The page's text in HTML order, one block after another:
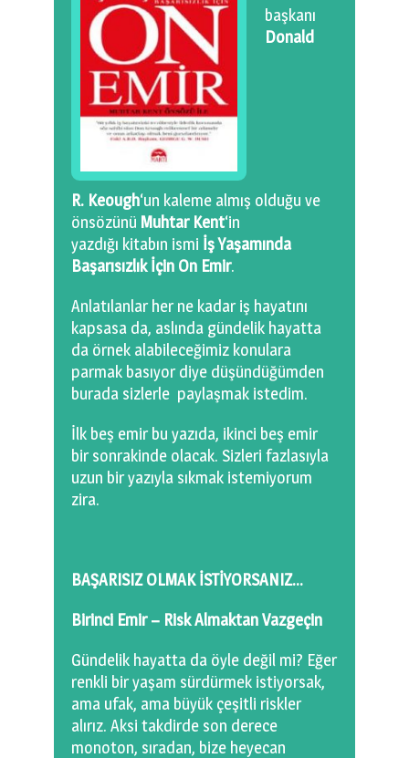
0 km.Bızdıklar Yazılarım
Filmlerimiz
Hadi Bize Yazın
başkanı
Donald
R. Keough‘un kaleme almış olduğu ve
önsözünü Muhtar Kent‘in
yazdığı kitabın ismi İş Yaşamında
Başarısızlık İçin On Emir.
Anlatılanlar her ne kadar iş hayatını
kapsasa da, aslında gündelik hayatta
da örnek alabileceğimiz konulara
parmak basıyor diye düşündüğümden
burada sizlerle paylaşmak istedim.
İlk beş emir bu yazıda, ikinci beş emir
bir sonrakinde olacak. Sizleri fazlasıyla
uzun bir yazıyla sıkmak istemiyorum
zira.
BAŞARISIZ OLMAK İSTİYORSANIZ…
Birinci Emir – Risk Almaktan Vazgeçin
Gündelik hayatta da öyle değil mi? Eğer
renkli bir yaşam sürdürmek istiyorsak,
ama ufak, ama büyük çeşitli riskler
alırız. Aksi takdirde son derece
monoton, sıradan, bize heyecan